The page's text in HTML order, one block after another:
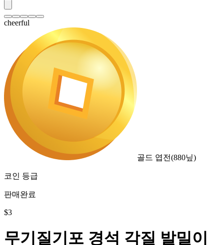
cheerful
골드 엽전(880닢)
코인 등급
판매완료
$3
무기질기포 경석 각질 발밀이